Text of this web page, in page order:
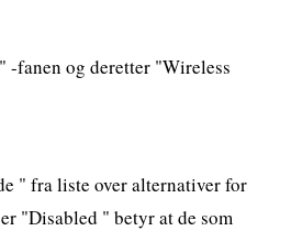
fanen og deretter "Wireless
" fra liste over alternativer for
"Disabled " betyr at de som